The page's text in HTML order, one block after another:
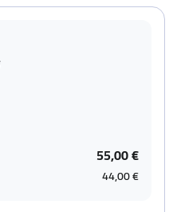
55,00 €
44,00 €